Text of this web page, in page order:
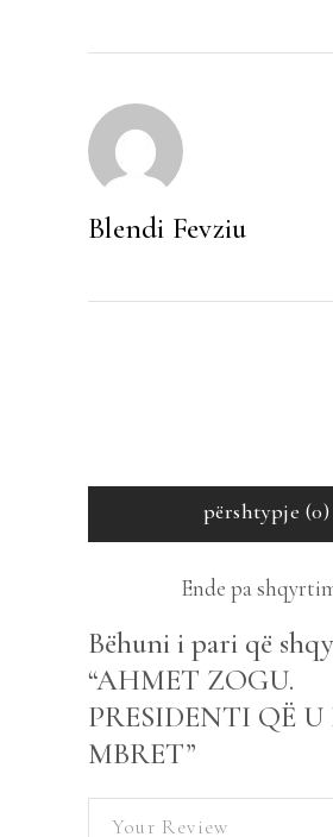
Blendi Fevziu
përshtypje (0)
Ende pa
Bëhuni i pari që
“AHMET ZOGU.
PRESIDENTI QË U
MBRET”